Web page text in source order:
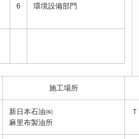
6 環境設備部門
施工場所
新日本石油㈱
麻里布製油所